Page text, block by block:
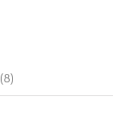
(8)